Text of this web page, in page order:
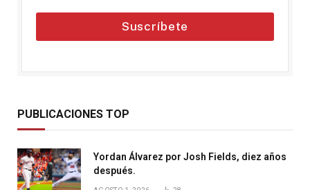
Suscríbete
PUBLICACIONES TOP
Yordan Álvarez por Josh Fields, diez años
después.